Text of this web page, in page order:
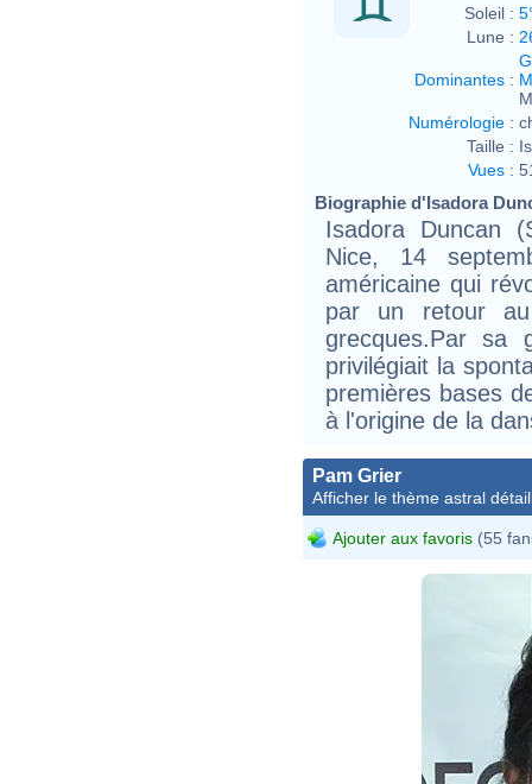
Soleil :
Lune :
Dominantes :
Numérologie :
Taille :
Vues :
Biographie d'Isadora
Isadora Duncan
Nice, 14
américaine qui
par un retour
grecques.Par sa
privilégiait la
premières bases
à l'origine de la
Pam Grier
Afficher le thème astral
Ajouter aux favoris (55